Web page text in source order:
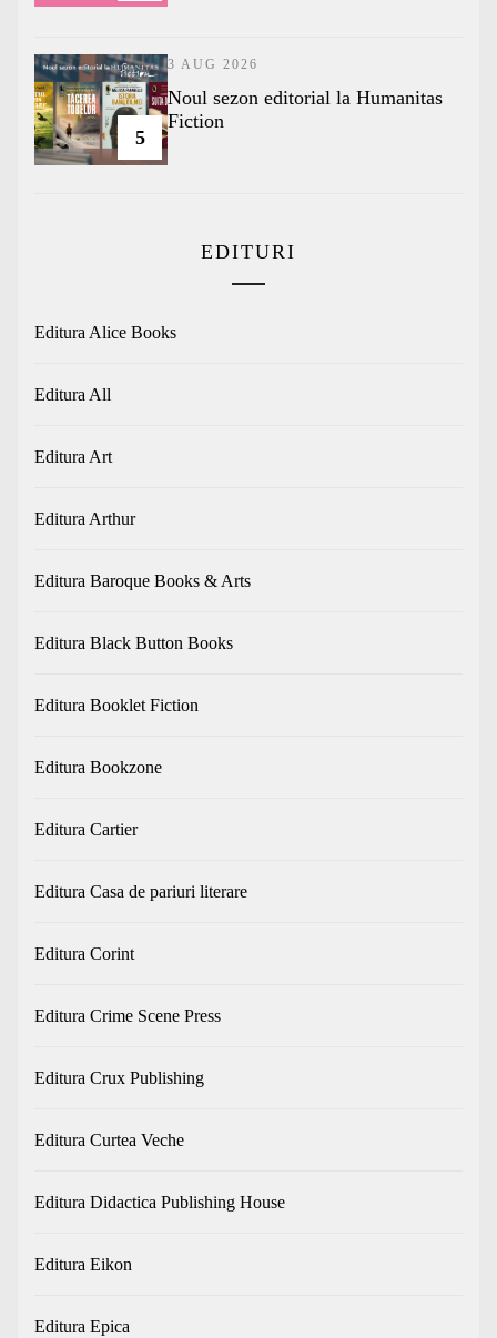
5
3 AUG 2026
​Noul sezon editorial la Humanitas
Fiction
EDITURI
Editura Alice Books
Editura All
Editura Art
Editura Arthur
Editura Baroque Books & Arts
Editura Black Button Books
Editura Booklet Fiction
Editura Bookzone
Editura Cartier
Editura Casa de pariuri literare
Editura Corint
Editura Crime Scene Press
Editura Crux Publishing
Editura Curtea Veche
Editura Didactica Publishing House
Editura Eikon
Editura Epica